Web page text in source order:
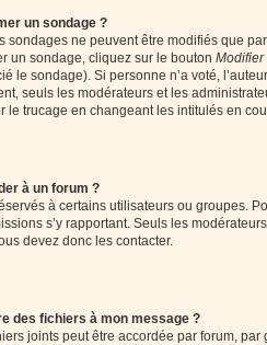
un sondage ?
sondages ne peuvent être modifiés que
un sondage, cliquez sur le bouton Modifier
le sondage). Si personne n’a voté,
seuls les modérateurs et les
le trucage en changeant les intitulés en
à un forum ?
à certains utilisateurs ou groupes.
s’y rapportant. Seuls les
devez donc les contacter.
des fichiers à mon message ?
joints peut être accordée par forum,